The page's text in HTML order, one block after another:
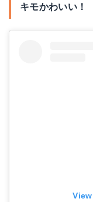
キモかわいい！